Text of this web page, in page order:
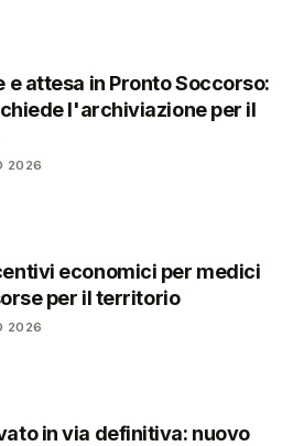
attesa in Pronto Soccorso:
l'archiviazione per il
2026
economici per medici
per il territorio
2026
in via definitiva: nuovo